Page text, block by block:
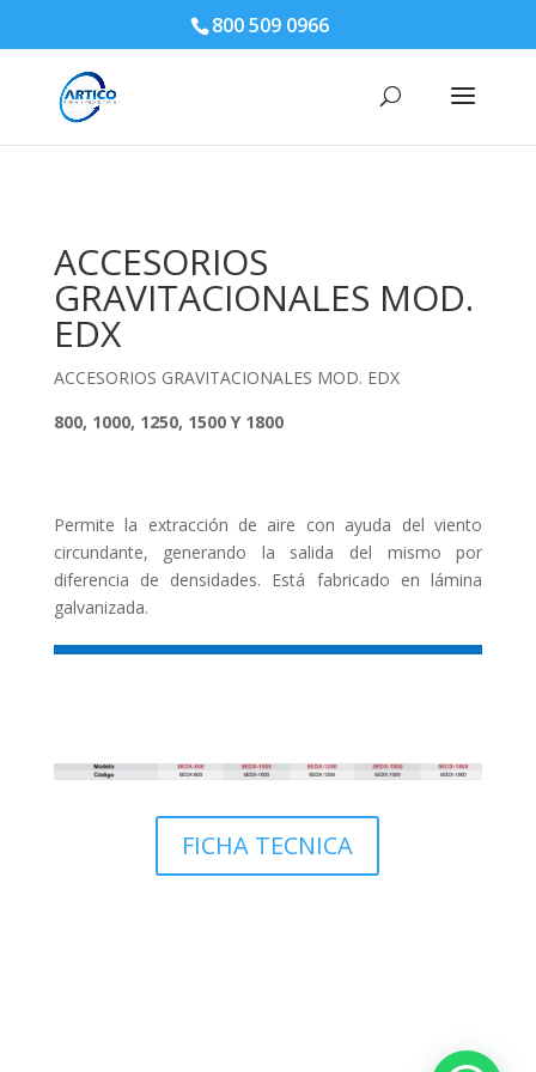
800 509 0966
ACCESORIOS
GRAVITACIONALES MOD.
EDX
ACCESORIOS GRAVITACIONALES MOD. EDX
800, 1000, 1250, 1500 Y 1800
Permite la extracción de aire con ayuda del viento
circundante, generando la salida del mismo por
diferencia de densidades. Está fabricado en lámina
galvanizada.
FICHA TECNICA